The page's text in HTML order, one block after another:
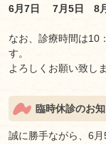
6月7日 7月5日 8
なお、診療時間は
す。
よろしくお願い致しま
臨時休診のお
誠に勝手ながら、6月